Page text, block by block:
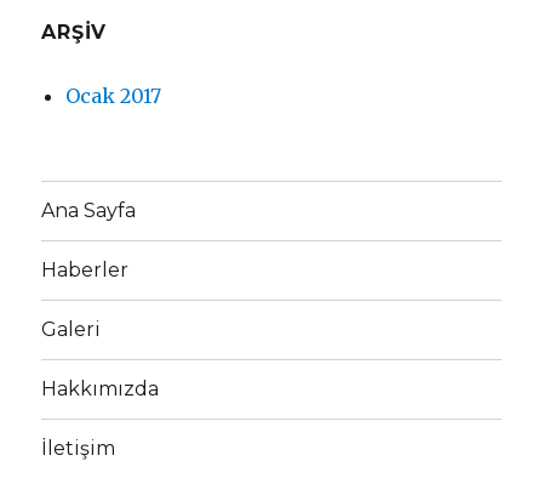
ARŞIV
Ocak 2017
Ana Sayfa
Haberler
Galeri
Hakkımızda
İletişim